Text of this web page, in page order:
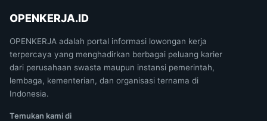
OPENKERJA.ID
OPENKERJA adalah portal informasi lowongan kerja
terpercaya yang menghadirkan berbagai peluang karier
dari perusahaan swasta maupun instansi pemerintah,
lembaga, kementerian, dan organisasi ternama di
Indonesia.
Temukan kami di